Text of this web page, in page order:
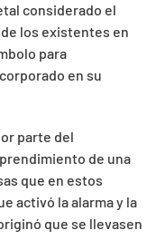
considerado el
los existentes en
para
en su
parte del
de una
que en estos
activó la alarma y la
que se llevasen